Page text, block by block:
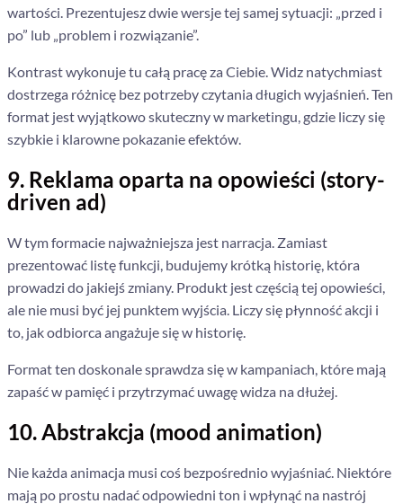
wartości. Prezentujesz dwie wersje tej samej sytuacji: „przed i
po” lub „problem i rozwiązanie”.
Kontrast wykonuje tu całą pracę za Ciebie. Widz natychmiast
dostrzega różnicę bez potrzeby czytania długich wyjaśnień. Ten
format jest wyjątkowo skuteczny w marketingu, gdzie liczy się
szybkie i klarowne pokazanie efektów.
9. Reklama oparta na opowieści (story-
driven ad)
W tym formacie najważniejsza jest narracja. Zamiast
prezentować listę funkcji, budujemy krótką historię, która
prowadzi do jakiejś zmiany. Produkt jest częścią tej opowieści,
ale nie musi być jej punktem wyjścia. Liczy się płynność akcji i
to, jak odbiorca angażuje się w historię.
Format ten doskonale sprawdza się w kampaniach, które mają
zapaść w pamięć i przytrzymać uwagę widza na dłużej.
10. Abstrakcja (mood animation)
Nie każda animacja musi coś bezpośrednio wyjaśniać. Niektóre
mają po prostu nadać odpowiedni ton i wpłynąć na nastrój